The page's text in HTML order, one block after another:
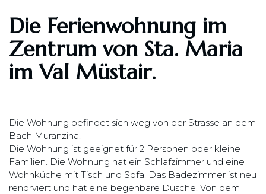
Die Ferienwohnung im
Zentrum von Sta. Maria
im Val Müstair.
Die Wohnung befindet sich weg von der Strasse an dem
Bach Muranzina.
Die Wohnung ist geeignet für 2 Personen oder kleine
Familien. Die Wohnung hat ein Schlafzimmer und eine
Wohnküche mit Tisch und Sofa. Das Badezimmer ist neu
renorviert und hat eine begehbare Dusche. Von dem